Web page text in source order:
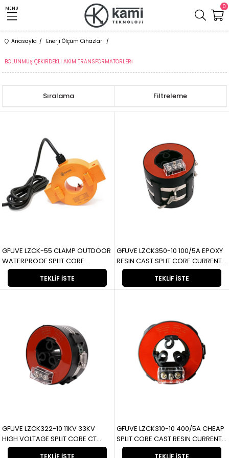
MENU 0
Anasayfa Enerji Ölçüm Cihazları
BÖLÜNMÜŞ ÇEKIRDEKLI AKIM TRANSFORMATÖRLERİ
Filtreleme
Sıralama
TEKLIF İSTE
GFUVE LZCK-55 CLAMP OUTDOOR
WATERPROOF SPLIT CORE
CURRENT TRANSFORMER LZCK-55
KELEPÇE DIŞ MEKAN SU GEÇİRMEZ
TEKLIF İSTE
GFUVE LZCK350-10 100/5A EPOXY
RESIN CAST SPLIT CORE CURRENT
TRANSFORMER LZCK350-10 100/5A
EPOKSİ REÇİNELİ DÖKÜM AYRIK
TEKLIF İSTE
GFUVE LZCK322-10 11KV 33KV
HIGH VOLTAGE SPLIT CORE CT
CURRENT TRANSFORMER
TEKLIF İSTE
GFUVE LZCK310-10 400/5A CHEAP
SPLIT CORE CAST RESIN CURRENT
TRANSFORMER LZCK310-10